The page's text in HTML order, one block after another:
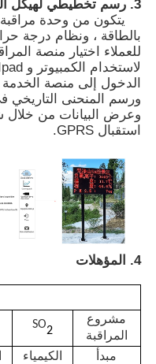
كاشف الإشعاع النووي
مقياس الجرعات
مستشعر الأشعة السينية
نظام مراقبة الإشعاع
كاشف رادون
مراقبة الأيونات
كاشف PM2.5
3. رسم تخطيطي لهيكل النظام
يتكون من وحدة مراقبة
بالطاقة ، ونظام درجة
للعملاء اختيار منصة
الدخول إلى منصة الخدمة
ورسم المنحنى التاريخي
استقبال GPRS.
4. المؤهلات
مشروع
المراقبة
SO
2
مبدأ
الكيمياء